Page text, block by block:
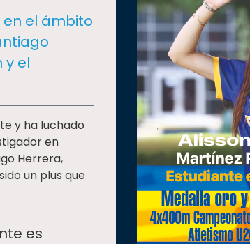
el ámbito
y el
y ha luchado
en
Herrera,
un plus que
es